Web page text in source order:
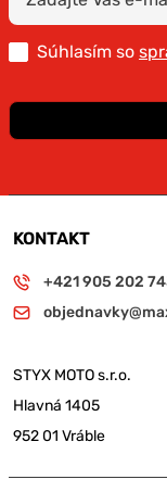
Súhlasím so
KONTAKT
+421 905 202
STYX MOTO s.r.o.
Hlavná 1405
952 01 Vráble